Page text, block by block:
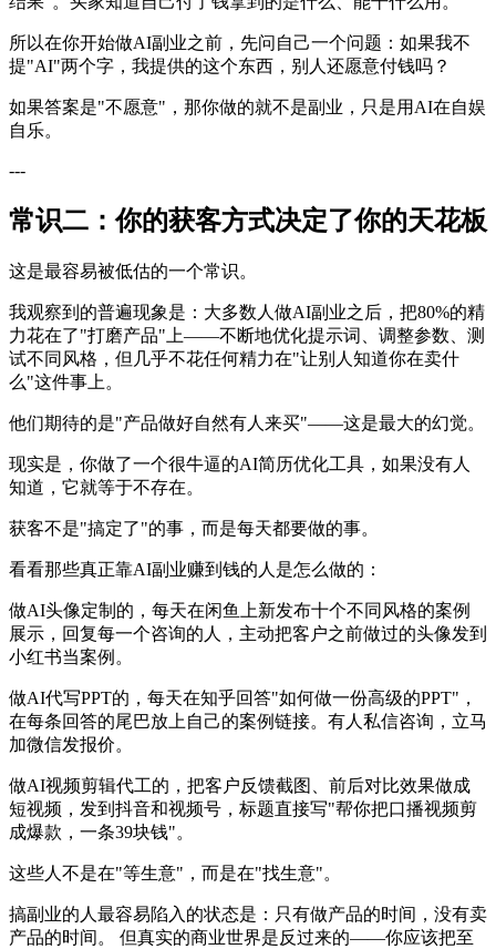
所以在你开始做AI副业之前，先问自己一个问题：如果我不
提"AI"两个字，我提供的这个东西，别人还愿意付钱吗？
如果答案是"不愿意"，那你做的就不是副业，只是用AI在自娱
自乐。
---
常识二：你的获客方式决定了你的天花板
这是最容易被低估的一个常识。
我观察到的普遍现象是：大多数人做AI副业之后，把80%的精
力花在了"打磨产品"上——不断地优化提示词、调整参数、测
试不同风格，但几乎不花任何精力在"让别人知道你在卖什
么"这件事上。
他们期待的是"产品做好自然有人来买"——这是最大的幻觉。
现实是，你做了一个很牛逼的AI简历优化工具，如果没有人
知道，它就等于不存在。
获客不是"搞定了"的事，而是每天都要做的事。
看看那些真正靠AI副业赚到钱的人是怎么做的：
做AI头像定制的，每天在闲鱼上新发布十个不同风格的案例
展示，回复每一个咨询的人，主动把客户之前做过的头像发到
小红书当案例。
做AI代写PPT的，每天在知乎回答"如何做一份高级的PPT"，
在每条回答的尾巴放上自己的案例链接。有人私信咨询，立马
加微信发报价。
做AI视频剪辑代工的，把客户反馈截图、前后对比效果做成
短视频，发到抖音和视频号，标题直接写"帮你把口播视频剪
成爆款，一条39块钱"。
这些人不是在"等生意"，而是在"找生意"。
搞副业的人最容易陷入的状态是：只有做产品的时间，没有卖
产品的时间。 但真实的商业世界是反过来的——你应该把至